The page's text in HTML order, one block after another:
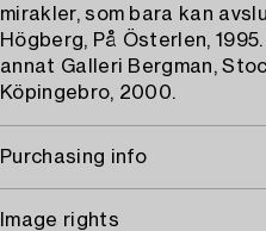
mirakler, som bara kan
Högberg, På Österlen,
annat Galleri Bergman,
Köpingebro, 2000.
Purchasing info
Image rights